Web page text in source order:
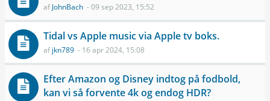
afJohnBach - 09 sep 2023, 15:52
Tidal vs Apple music via Apple tv boks.
afjkn789 - 16 apr 2024, 15:08
Efter Amazon og Disney indtog på fodbold,
kan vi så forvente 4k og endog HDR?